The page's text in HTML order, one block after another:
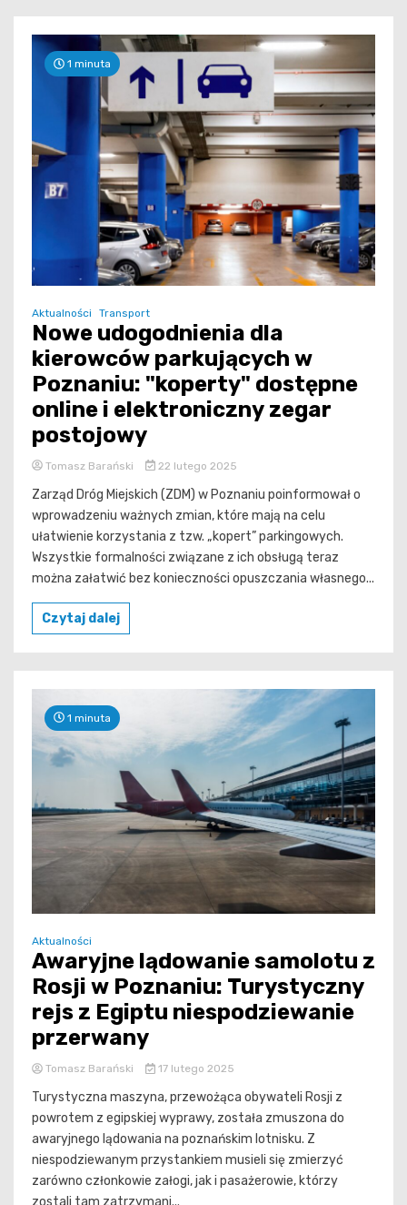
1 minuta
Aktualności Transport
Nowe udogodnienia dla
kierowców parkujących w
Poznaniu: "koperty" dostępne
online i elektroniczny zegar
postojowy
Tomasz Barański 22 lutego 2025
Zarząd Dróg Miejskich (ZDM) w Poznaniu poinformował o
wprowadzeniu ważnych zmian, które mają na celu
ułatwienie korzystania z tzw. „kopert” parkingowych.
Wszystkie formalności związane z ich obsługą teraz
można załatwić bez konieczności opuszczania własnego...
Czytaj dalej
1 minuta
Aktualności
Awaryjne lądowanie samolotu z
Rosji w Poznaniu: Turystyczny
rejs z Egiptu niespodziewanie
przerwany
Tomasz Barański 17 lutego 2025
Turystyczna maszyna, przewożąca obywateli Rosji z
powrotem z egipskiej wyprawy, została zmuszona do
awaryjnego lądowania na poznańskim lotnisku. Z
niespodziewanym przystankiem musieli się zmierzyć
zarówno członkowie załogi, jak i pasażerowie, którzy